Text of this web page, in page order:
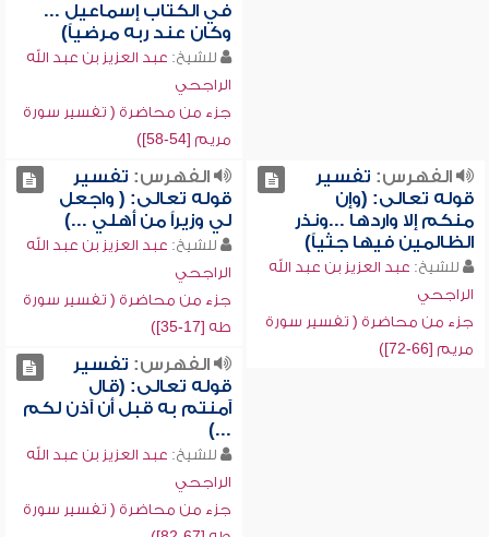
في الكتاب إسماعيل ...
وكان عند ربه مرضياً)
للشيخ: عبد العزيز بن عبد الله
الراجحي
جزء من محاضرة ( تفسير سورة
مريم [54-58])
الفهرس: تفسير
قوله تعالى: (وإن
منكم إلا واردها ...ونذر
الظالمين فيها جثياً)
للشيخ: عبد العزيز بن عبد الله
الراجحي
جزء من محاضرة ( تفسير سورة
مريم [66-72])
الفهرس: تفسير
قوله تعالى: ( واجعل
لي وزيراً من أهلي ...)
للشيخ: عبد العزيز بن عبد الله
الراجحي
جزء من محاضرة ( تفسير سورة
طه [17-35])
الفهرس: تفسير
قوله تعالى: (قال
آمنتم به قبل أن آذن لكم
...)
للشيخ: عبد العزيز بن عبد الله
الراجحي
جزء من محاضرة ( تفسير سورة